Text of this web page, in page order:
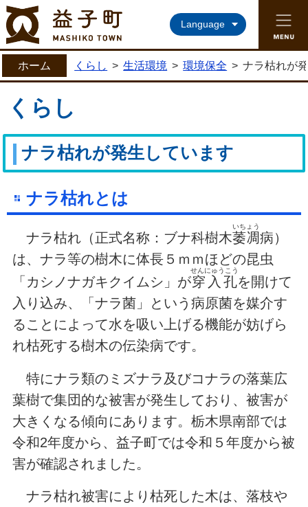
益子町ホームページ
Language
ホーム くらし > 生活環境 > 環境保全 > ナラ枯れが
くらし
ナラ枯れが発生しています
ナラ枯れとは
ナラ枯れ（正式名称：ブナ科樹木萎凋
いちょう
病）
は、ナラ等の樹木に体長５ｍｍほどの昆虫
「カシノナガキクイムシ」が穿入孔
せんにゅうこう
を開けて
入り込み、「ナラ菌」という病原菌を媒介す
ることによって水を吸い上げる機能が妨げら
れ枯死する樹木の伝染病です。
特にナラ類のミズナラ及びコナラの落葉広
葉樹で集団的な被害が発生しており、被害が
大きくなる傾向にあります。栃木県南部では
令和2年度から、益子町では令和５年度から被
害が確認されました。
ナラ枯れ被害により枯死した木は、落枝や